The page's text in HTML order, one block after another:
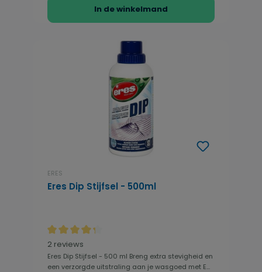
In de winkelmand
ERES
Eres Dip Stijfsel - 500ml
Gemiddelde waardering van 4.25 van 5 sterren
2 reviews
Eres Dip Stijfsel - 500 ml Breng extra stevigheid en
een verzorgde uitstraling aan je wasgoed met E...